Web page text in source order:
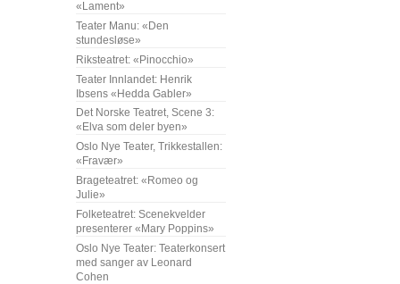
«Lament»
Teater Manu: «Den
stundesløse»
Riksteatret: «Pinocchio»
Teater Innlandet: Henrik
Ibsens «Hedda Gabler»
Det Norske Teatret, Scene 3:
«Elva som deler byen»
Oslo Nye Teater, Trikkestallen:
«Fravær»
Brageteatret: «Romeo og
Julie»
Folketeatret: Scenekvelder
presenterer «Mary Poppins»
Oslo Nye Teater: Teaterkonsert
med sanger av Leonard
Cohen